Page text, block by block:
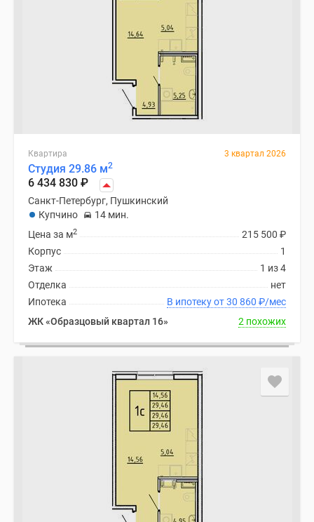
Квартира 3 квартал 2026
Студия 29.86 м2
6 434 830 ₽
Санкт-Петербург, Пушкинский
Купчино
14 мин.
215 500 ₽
Цена за м2
1
Корпус
1 из 4
Этаж
нет
Отделка
В ипотеку от 30 860 ₽/мес
Ипотека
ЖК «Образцовый квартал 16»
2 похожих